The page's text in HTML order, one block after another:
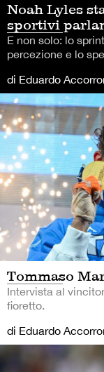
Noah Lyles
sportivi
E non solo: lo
percezione e lo
di Eduardo
Tommaso
Intervista al
fioretto.
di Eduardo